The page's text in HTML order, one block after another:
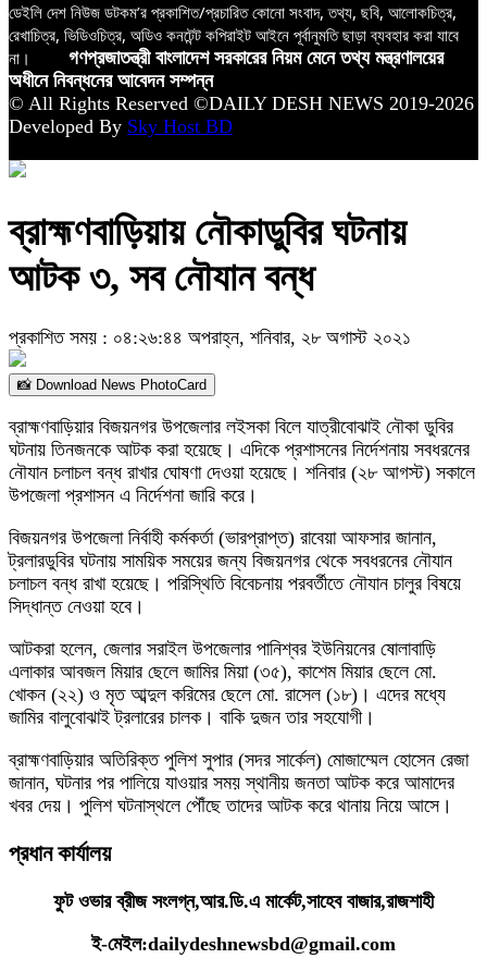
ডেইলি দেশ নিউজ ডটকম’র প্রকাশিত/প্রচারিত কোনো সংবাদ, তথ্য, ছবি, আলোকচিত্র,
রেখাচিত্র, ভিডিওচিত্র, অডিও কনটেন্ট কপিরাইট আইনে পূর্বানুমতি ছাড়া ব্যবহার করা যাবে
না।
গণপ্রজাতন্ত্রী বাংলাদেশ সরকারের নিয়ম মেনে তথ্য মন্ত্রণালয়ের
অধীনে নিবন্ধনের আবেদন সম্পন্ন
© All Rights Reserved ©DAILY DESH NEWS 2019-2026
Developed By Sky Host BD
ব্রাহ্মণবাড়িয়ায় নৌকাডুবির ঘটনায়
আটক ৩, সব নৌযান বন্ধ
প্রকাশিত সময় : ০৪:২৬:৪৪ অপরাহ্ন, শনিবার, ২৮ অগাস্ট ২০২১
📸 Download News PhotoCard
ব্রাহ্মণবাড়িয়ার বিজয়নগর উপজেলার লইসকা বিলে যাত্রীবোঝাই নৌকা ডুবির
ঘটনায় তিনজনকে আটক করা হয়েছে। এদিকে প্রশাসনের নির্দেশনায় সবধরনের
নৌযান চলাচল বন্ধ রাখার ঘোষণা দেওয়া হয়েছে। শনিবার (২৮ আগস্ট) সকালে
উপজেলা প্রশাসন এ নির্দেশনা জারি করে।
বিজয়নগর উপজেলা নির্বাহী কর্মকর্তা (ভারপ্রাপ্ত) রাবেয়া আফসার জানান,
ট্রলারডুবির ঘটনায় সাময়িক সময়ের জন্য বিজয়নগর থেকে সবধরনের নৌযান
চলাচল বন্ধ রাখা হয়েছে। পরিস্থিতি বিবেচনায় পরবর্তীতে নৌযান চালুর বিষয়ে
সিদ্ধান্ত নেওয়া হবে।
আটকরা হলেন, জেলার সরাইল উপজেলার পানিশ্বর ইউনিয়নের ষোলাবাড়ি
এলাকার আবজল মিয়ার ছেলে জামির মিয়া (৩৫), কাশেম মিয়ার ছেলে মো.
খোকন (২২) ও মৃত আব্দুল করিমের ছেলে মো. রাসেল (১৮)। এদের মধ্যে
জামির বালুবোঝাই ট্রলারের চালক। বাকি দুজন তার সহযোগী।
ব্রাহ্মণবাড়িয়ার অতিরিক্ত পুলিশ সুপার (সদর সার্কেল) মোজাম্মেল হোসেন রেজা
জানান, ঘটনার পর পালিয়ে যাওয়ার সময় স্থানীয় জনতা আটক করে আমাদের
খবর দেয়। পুলিশ ঘটনাস্থলে পৌঁছে তাদের আটক করে থানায় নিয়ে আসে।
প্রধান কার্যালয়
ফুট ওভার ব্রীজ সংলগ্ন,আর.ডি.এ মার্কেট,সাহেব বাজার,রাজশাহী
ই-মেইল:dailydeshnewsbd@gmail.com